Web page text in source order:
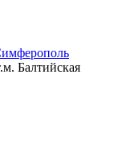
Балтийская